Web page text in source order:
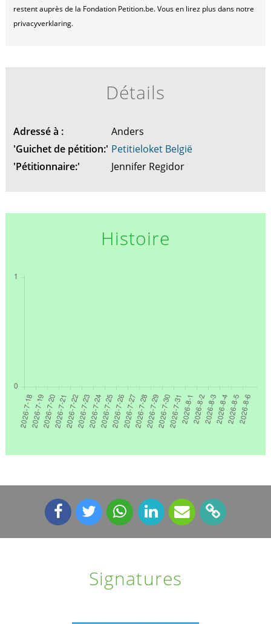
restent auprès de la Fondation Petition.be. Vous en lirez plus dans notre
privacyverklaring.
Détails
Adressé à :
Anders
'Guichet de pétition:' Petitieloket België
'Pétitionnaire:'
Jennifer Regidor
Histoire
Signatures